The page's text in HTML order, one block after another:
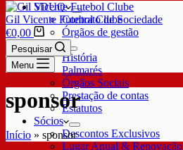
SDUQ
Contrato de Sociedade
Órgãos de gestão
Clube
História
Palmarés
Órgãos Sociais
Prestação de contas
Estatutos
Sócios
Descontos Exclusivos
Lugar Anual & Renovação
Gil Vicente Futebol Clube
€0,00
Pesquisar
Menu
sponsor
Início » sponsor